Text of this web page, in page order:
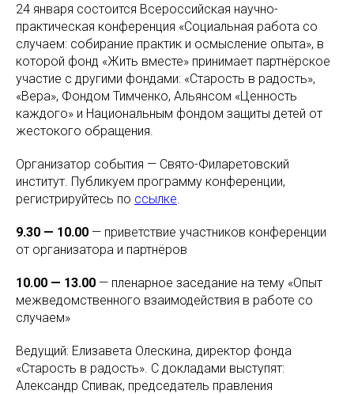
24 января состоится Всероссийская научно-
практическая конференция «Социальная работа со
случаем: собирание практик и осмысление опыта», в
которой фонд «Жить вместе» принимает партнёрское
участие с другими фондами: «Старость в радость»,
«Вера», Фондом Тимченко, Альянсом «Ценность
каждого» и Национальным фондом защиты детей от
жестокого обращения.
Организатор события — Свято-Филаретовский
институт. Публикуем программу конференции,
регистрируйтесь по ссылке
9.30 — 10.00 — приветствие участников конференции
от организатора и партнёров
10.00 — 13.00 — пленарное заседание на тему «Опыт
межведомственного взаимодействия в работе со
случаем»
Ведущий: Елизавета Олескина, директор фонда
«Старость в радость». С докладами выступят:
Александр Спивак, председатель правления